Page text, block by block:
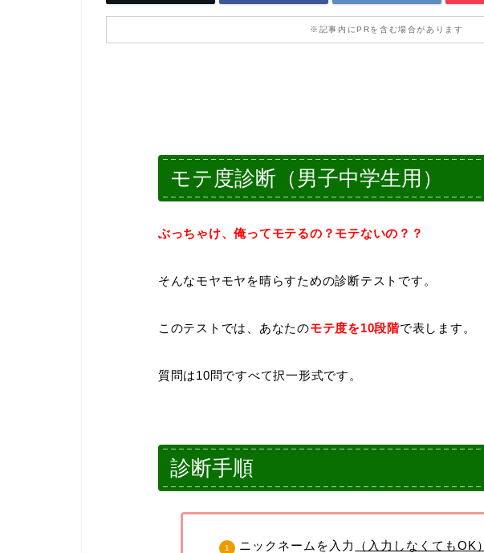
※記事内にPRを含む場合があります
モテ度診断（男子中学生用）
ぶっちゃけ、俺ってモテるの？モテないの？？
そんなモヤモヤを晴らすための診断テストです。
このテストでは、あなたのモテ度を10段階で表します。
質問は10問ですべて択一形式です。
診断手順
ニックネームを入力
（入力しなくてもOK）